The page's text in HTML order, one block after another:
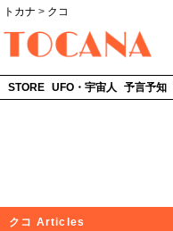
トカナ > クコ
STORE UFO・宇宙人 予言予知
クコ Articles